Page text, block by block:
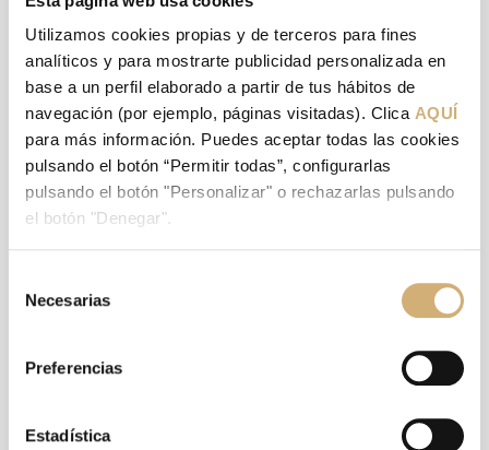
Utilizamos cookies propias y de terceros para fines
analíticos y para mostrarte publicidad personalizada en
base a un perfil elaborado a partir de tus hábitos de
navegación (por ejemplo, páginas visitadas). Clica AQUÍ
para más información. Puedes aceptar todas las cookies
pulsando el botón “Permitir todas”, configurarlas
pulsando el botón "Personalizar" o rechazarlas pulsando
el botón "Denegar".
Necesarias
Preferencias
Estadística
¿Cuánto de su práctica profesional ha dedicado a este tipo
específico de cirugía?
Por regla general y estadística, los especialistas con más experiencia
en cirugías como la que debes realizarte brindarán mejores
resultados.
Asimismo, otra de las preguntas imprescindibles escuáles han sido
los resultados y casos de éxito del especialista llevando a cabo esta
Por último, siempre es importante preguntar sobre
los riesgos y
Importancia de contar
con el mejor